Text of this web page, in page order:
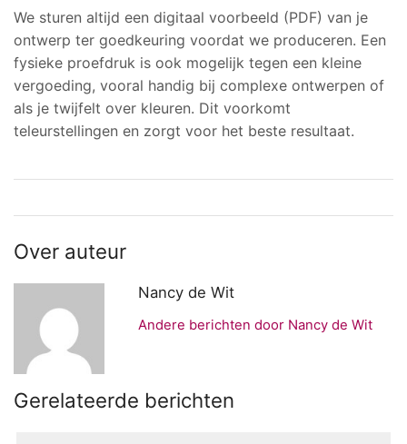
We sturen altijd een digitaal voorbeeld (PDF) van je
ontwerp ter goedkeuring voordat we produceren. Een
fysieke proefdruk is ook mogelijk tegen een kleine
vergoeding, vooral handig bij complexe ontwerpen of
als je twijfelt over kleuren. Dit voorkomt
teleurstellingen en zorgt voor het beste resultaat.
Over auteur
Nancy de Wit
Andere berichten door Nancy de Wit
Gerelateerde berichten